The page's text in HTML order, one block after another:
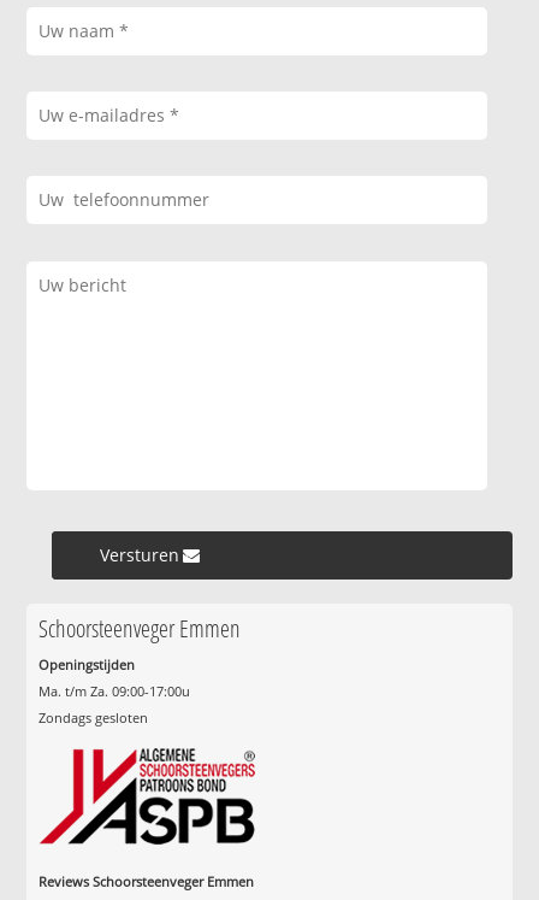
Versturen »
Schoorsteenveger Emmen
Openingstijden
Ma. t/m Za. 09:00-17:00u
Zondags gesloten
Reviews Schoorsteenveger Emmen